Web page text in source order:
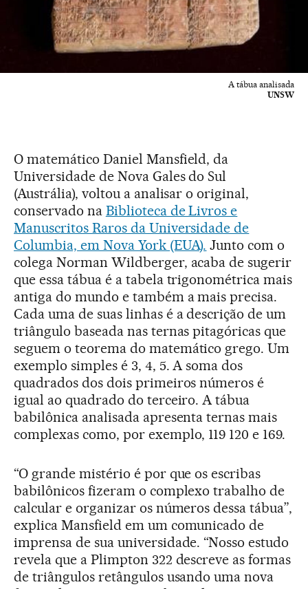
A tábua analisada
UNSW
O matemático Daniel Mansfield, da
Universidade de Nova Gales do Sul
(Austrália), voltou a analisar o original,
conservado na Biblioteca de Livros e
Manuscritos Raros da Universidade de
Columbia, em Nova York (EUA). Junto com o
colega Norman Wildberger, acaba de sugerir
que essa tábua é a tabela trigonométrica mais
antiga do mundo e também a mais precisa.
Cada uma de suas linhas é a descrição de um
triângulo baseada nas ternas pitagóricas que
seguem o teorema do matemático grego. Um
exemplo simples é 3, 4, 5. A soma dos
quadrados dos dois primeiros números é
igual ao quadrado do terceiro. A tábua
babilônica analisada apresenta ternas mais
complexas como, por exemplo, 119 120 e 169.
“O grande mistério é por que os escribas
babilônicos fizeram o complexo trabalho de
calcular e organizar os números dessa tábua”,
explica Mansfield em um comunicado de
imprensa de sua universidade. “Nosso estudo
revela que a Plimpton 322 descreve as formas
de triângulos retângulos usando uma nova